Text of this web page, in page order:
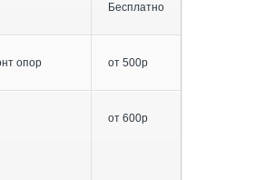
Бесплатно
опор от 500р
от 600р